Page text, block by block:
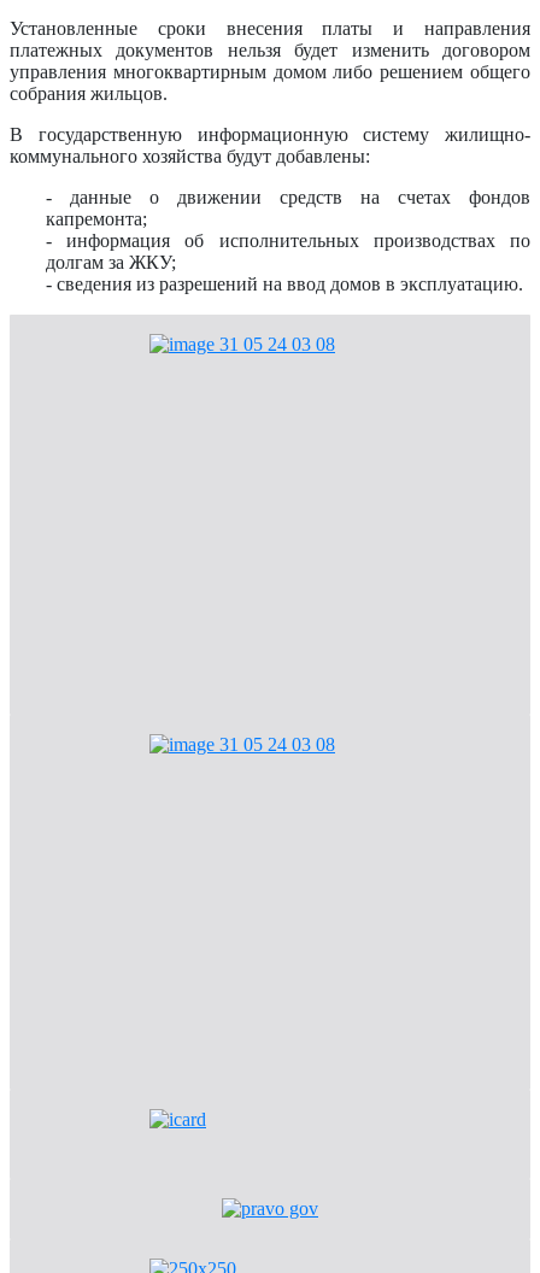
Установленные сроки внесения платы и направления
платежных документов нельзя будет изменить договором
управления многоквартирным домом либо решением общего
собрания жильцов.
В государственную информационную систему жилищно-
коммунального хозяйства будут добавлены:
- данные о движении средств на счетах фондов
капремонта;
- информация об исполнительных производствах по
долгам за ЖКУ;
- сведения из разрешений на ввод домов в эксплуатацию.